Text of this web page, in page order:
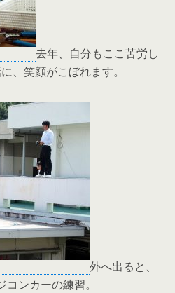
去年、自分もここ苦労し
、笑顔がこぼれます。
外へ出ると、
コンカーの練習。